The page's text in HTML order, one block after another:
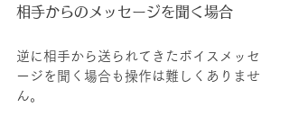
相手からのメッセージを聞く場合
逆に相手から送られてきたボイスメッセ
ージを聞く場合も操作は難しくありませ
ん。